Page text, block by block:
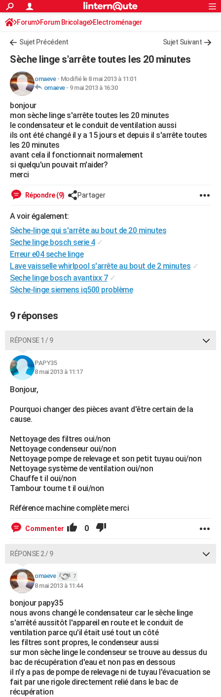
ACTUALITÉS
Politique
Société
Faits Divers
Education
Monde
Villes
+
FINANCE
Retraite
Impôts
Epargne
Immobilier
Risques naturels par ville
Banque
Assurance
Crédit
AUTO
Essais
Réserver un essai
Citadines
Berlines
SUV
Forum auto
+HIGH-TECH
Mobiles
Meilleur smartphone
Internet
Ordinateurs
Jeux vidéo
Guide high-tech
+BRICOLAGE
Forum
Aménagement intérieur
Extérieur
Cuisine
Salle de bains
Jardinage
Rangement
WEEK-END
Guides de France
Escapades
Patrimoine
Expositions
Musées
Week-end nature
LIFESTYLE
Art de vivre
Bien-être
Loisirs
Mode
Modes de vie
SANTE
VOYAGE
Destinations
City break
Voyage nature
Voyage de noces
Forum
Climat
+PHOTO
GUIDES D'ACHAT
BONS PLANS
CARTE DE VOEUX
Carte de Noël
Carte Bonne année
Carte Saint-Valentin
Carte Pâques
Carte d'anniversaire
DICTIONNAIRE
S'inscrire
Se connecter
Lycées
Collèges
Primaires
Universités
Entreprises
Service militaire
Avis de recherche
AVIS DE DÉCÈS
FORUM
Bricolage
Lifestyle
Culture
Sport
Auto
Television
Voyage
Cinema
S'inscrire
Connexion
Forum Forum Bricolage Electroménager
Sujet Précédent Sujet Suivant
Sèche linge s'arrête toutes les 20 minutes
omaeve- Modifié le 8 mai 2013 à 11:01
omaeve- 9 mai 2013 à 16:30
bonjour
mon sèche linge s'arrête toutes les 20 minutes
le condensateur et le conduit de ventilation aussi
ils ont été changé il y a 15 jours et depuis il s'arrête toutes
les 20 minutes
avant cela il fonctionnait normalement
si quelqu'un pouvait m'aider?
merci
Répondre (9) Partager
A voir également:
Sèche-linge qui s'arrête au bout de 20 minutes
Seche linge bosch serie 4 ✓
Erreur e04 seche linge
Lave vaisselle whirlpool s'arrête au bout de 2 minutes ✓
Seche linge bosch avantixx 7 ✓
Sèche-linge siemens iq500 problème
9 réponses
RÉPONSE 1 / 9
PAPY35
8 mai 2013 à 11:17
Bonjour,
Pourquoi changer des pièces avant d'être certain de la
cause.
Nettoyage des filtres oui/non
Nettoyage condenseur oui/non
Nettoyage pompe de relevage et son petit tuyau oui/non
Nettoyage système de ventilation oui/non
Chauffe t il oui/non
Tambour tourne t il oui/non
Référence machine complète merci
Commenter 0
RÉPONSE 2 / 9
omaeve 7
8 mai 2013 à 11:44
bonjour papy35
nous avons changé le condensateur car le sèche linge
s'arrêté aussitôt l'appareil en route et le conduit de
ventilation parce qu'il était usé tout un côté
les filtres sont propres, le condenseur aussi
sur mon sèche linge le condenseur se trouve au dessus du
bac de récupération d'eau et non pas en dessous
il n'y a pas de pompe de relevage ni de tuyau l'évacuation se
fait par une rigole directement relié dans le bac de
récupération